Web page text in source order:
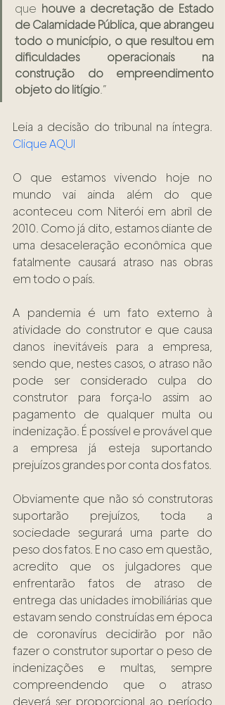
que houve a decretação de Estado
de Calamidade Pública, que abrangeu
todo o município, o que resultou em
dificuldades operacionais na
construção do empreendimento
objeto do litígio.”
Clique AQUI
O que estamos vivendo hoje no
mundo vai ainda além do que
aconteceu com Niterói em abril de
2010. Como já dito, estamos diante de
uma desaceleração econômica que
fatalmente causará atraso nas obras
em todo o país.
A pandemia é um fato externo à
atividade do construtor e que causa
danos inevitáveis para a empresa,
sendo que, nestes casos, o atraso não
pode ser considerado culpa do
construtor para força-lo assim ao
pagamento de qualquer multa ou
indenização. É possível e provável que
a empresa já esteja suportando
Obviamente que não só construtoras
suportarão prejuízos, toda a
sociedade segurará uma parte do
peso dos fatos. E no caso em questão,
acredito que os julgadores que
enfrentarão fatos de atraso de
entrega das unidades imobiliárias que
estavam sendo construídas em época
de coronavírus decidirão por não
fazer o construtor suportar o peso de
indenizações e multas, sempre
compreendendo que o atraso
deverá ser proporcional ao período